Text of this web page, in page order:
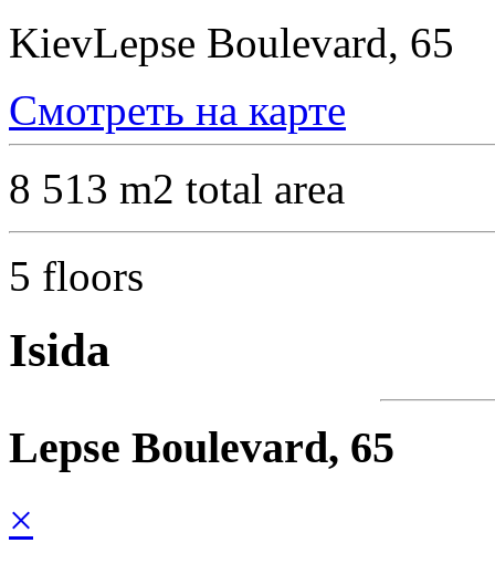
KievLepse Boulevard, 65
Смотреть на карте
8 513 m2 total area
5 floors
Isida
Lepse Boulevard, 65
×